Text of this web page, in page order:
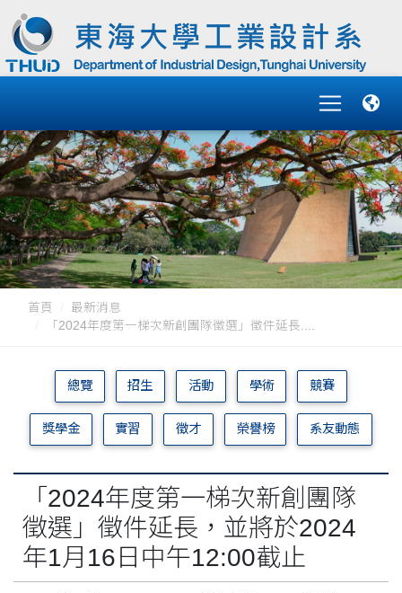
首頁
最新消息
「2024年度第一梯次新創團隊徵選」徵件延長....
總覽 招生 活動 學術 競賽
獎學金 實習 徵才 榮譽榜 系友動態
「2024年度第一梯次新創團隊
徵選」徵件延長，並將於2024
年1月16日中午12:00截止